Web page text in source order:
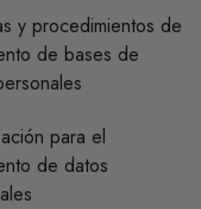
y procedimientos de
de bases de
para el
de datos